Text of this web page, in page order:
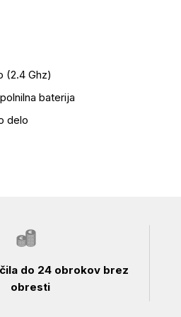
(2.4 Ghz)
baterija
delo
do 24 obrokov brez
obresti